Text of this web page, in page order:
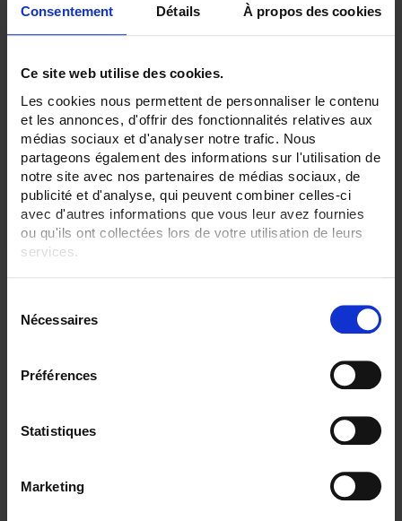
Consentement Détails À propos des cookies
Ce site web utilise des cookies.
Les cookies nous permettent de personnaliser le contenu
et les annonces, d'offrir des fonctionnalités relatives aux
médias sociaux et d'analyser notre trafic. Nous
partageons également des informations sur l'utilisation de
notre site avec nos partenaires de médias sociaux, de
publicité et d'analyse, qui peuvent combiner celles-ci
avec d'autres informations que vous leur avez fournies
ou qu'ils ont collectées lors de votre utilisation de leurs
services.
Nécessaires
Préférences
Statistiques
Marketing
TOUT SUPPRIMER
Filtrer les produits par critères
Trier par Par ordre décroissant Afficher
- 6 à 48 voies analogiques, 96 voies externes (option)